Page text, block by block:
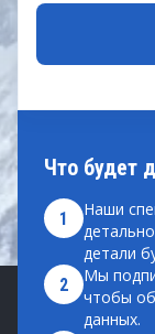
Что будет
1
Наши
детали
2
Мы
чтобы
данных.